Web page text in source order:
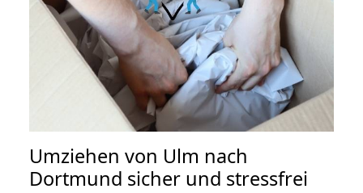
Umziehen von Ulm nach
Dortmund sicher und stressfrei